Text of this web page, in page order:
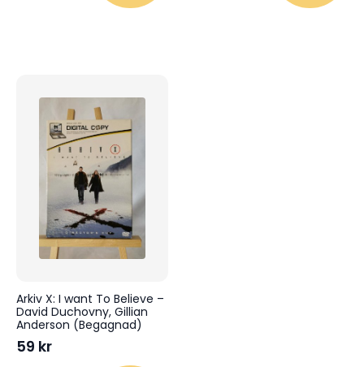
Arkiv X: I want To Believe –
David Duchovny, Gillian
Anderson (Begagnad)
59 kr